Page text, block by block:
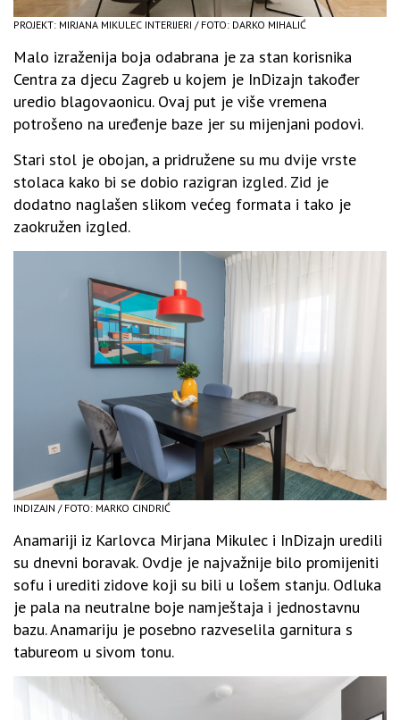
PROJEKT: MIRJANA MIKULEC INTERIJERI / FOTO: DARKO MIHALIĆ
Malo izraženija boja odabrana je za stan korisnika
Centra za djecu Zagreb u kojem je InDizajn također
uredio blagovaonicu. Ovaj put je više vremena
potrošeno na uređenje baze jer su mijenjani podovi.
Stari stol je obojan, a pridružene su mu dvije vrste
stolaca kako bi se dobio razigran izgled. Zid je
dodatno naglašen slikom većeg formata i tako je
zaokružen izgled.
INDIZAJN / FOTO: MARKO CINDRIĆ
Anamariji iz Karlovca Mirjana Mikulec i InDizajn uredili
su dnevni boravak. Ovdje je najvažnije bilo promijeniti
sofu i urediti zidove koji su bili u lošem stanju. Odluka
je pala na neutralne boje namještaja i jednostavnu
bazu. Anamariju je posebno razveselila garnitura s
tabureom u sivom tonu.